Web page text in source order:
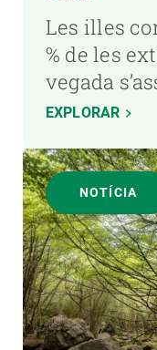
Les illes
% de les
vegada
EXPLORAR
NOTÍCIA